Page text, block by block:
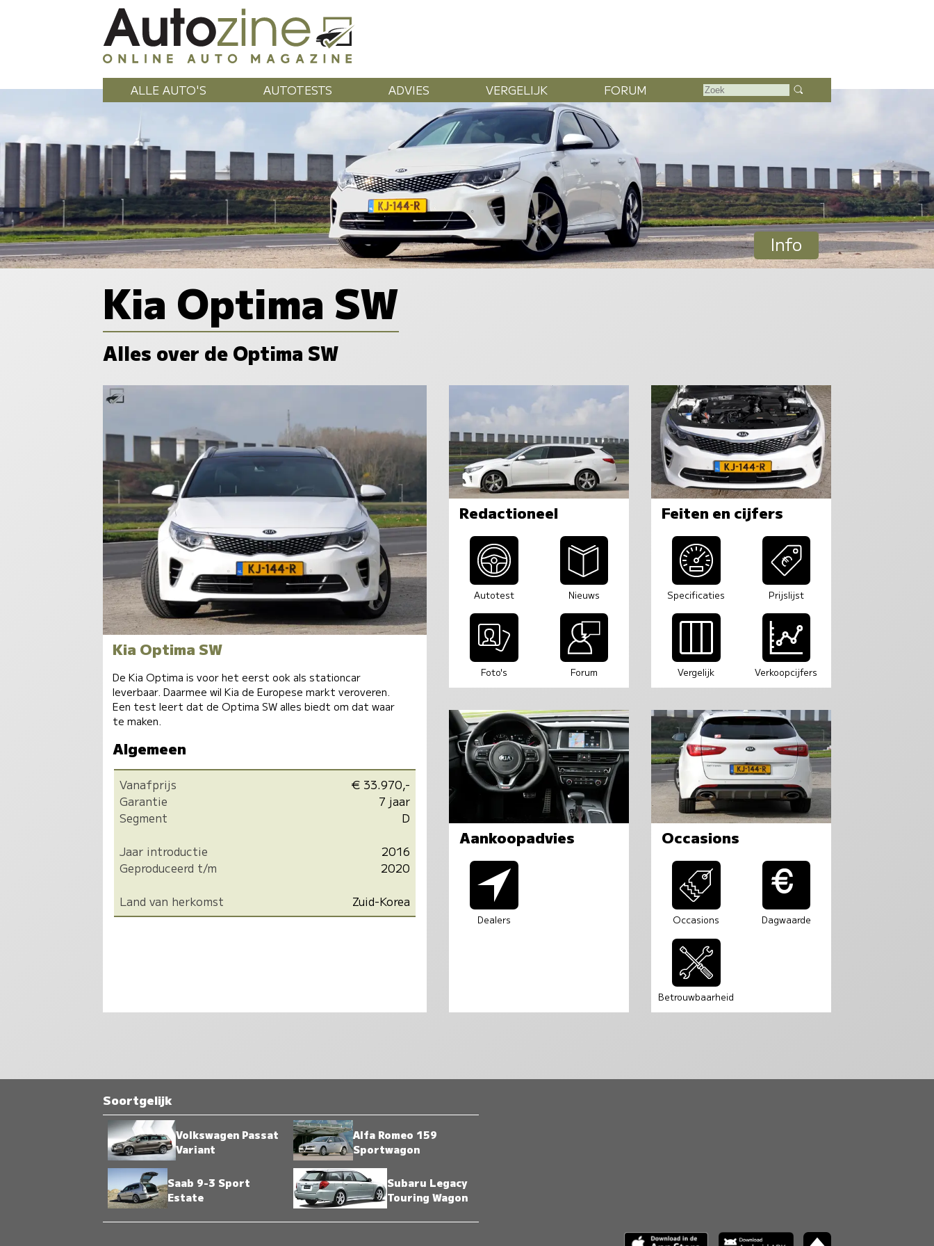
ALLE AUTO'S AUTOTESTS ADVIES VERGELIJK FORUM
Info
Kia Optima SW
Alles over de Optima SW
Kia Optima SW
De Kia Optima is voor het eerst ook als stationcar
leverbaar. Daarmee wil Kia de Europese markt veroveren.
Een test leert dat de Optima SW alles biedt om dat waar
te maken.
Algemeen
Vanafprijs
€ 33.970,-
Garantie
7 jaar
Segment
D
Jaar introductie
2016
Geproduceerd t/m
2020
Land van herkomst
Zuid-Korea
Redactioneel
Autotest Nieuws
Foto's Forum
Feiten en cijfers
Specificaties Prijslijst
Vergelijk Verkoopcijfers
Aankoopadvies
Dealers
Occasions
Occasions Dagwaarde
Betrouwbaarheid
Soortgelijk
Volkswagen Passat
Variant
Alfa Romeo 159
Sportwagon
Saab 9-3 Sport
Estate
Subaru Legacy
Touring Wagon